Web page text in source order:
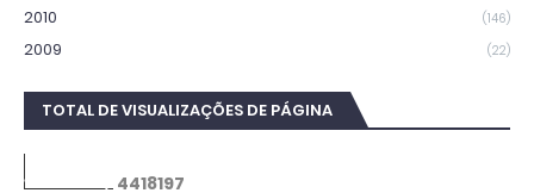
2010 (146)
2009 (22)
TOTAL DE VISUALIZAÇÕES DE PÁGINA
4418197